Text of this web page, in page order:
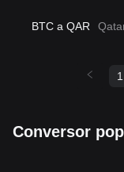
BTC a QAR
1
Conversor